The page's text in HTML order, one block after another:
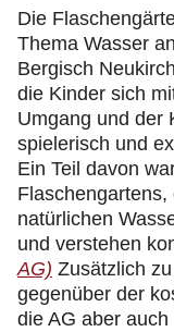
Die
Thema Wasser
Bergisch
die Kinder sich
Umgang und der
spielerisch und
Ein Teil davon
natürlichen
und verstehen
AG) Zusätzlich
gegenüber der
die AG aber